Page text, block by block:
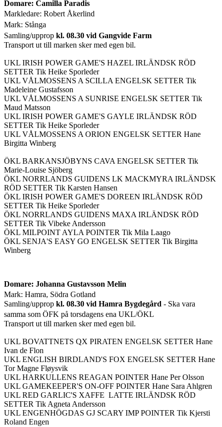
Domare: Camilla Paradis
Markledare: Robert Åkerlind
Mark: Stånga
Samling/upprop kl. 08.30 vid Gangvide Farm
Transport ut till marken sker med egen bil.
UKL IRISH POWER GAME'S HAZEL IRLÄNDSK RÖD
SETTER Tik Heike Sporleder
UKL VÅLMOSSENS A SCILLA ENGELSK SETTER Tik
Madeleine Gustafsson
UKL VÅLMOSSENS A SUNRISE ENGELSK SETTER Tik
Maud Matsson
UKL IRISH POWER GAME'S GAYLE IRLÄNDSK RÖD
SETTER Tik Heike Sporleder
UKL VÅLMOSSENS A ORION ENGELSK SETTER Hane
Birgitta Winberg
ÖKL BARKANSJÖBYNS CAVA ENGELSK SETTER Tik
Marie-Louise Sjöberg
ÖKL NORRLANDS GUIDENS LK MACKMYRA IRLÄNDSK
RÖD SETTER Tik Karsten Hansen
ÖKL IRISH POWER GAME'S DOREEN IRLÄNDSK RÖD
SETTER Tik Heike Sporleder
ÖKL NORRLANDS GUIDENS MAXA IRLÄNDSK RÖD
SETTER Tik Vibeke Andersson
ÖKL MILPOINT AYLA POINTER Tik Mila Laago
ÖKL SENJA'S EASY GO ENGELSK SETTER Tik Birgitta
Winberg
Domare: Johanna Gustavsson Melin
Mark: Hamra, Södra Gotland
Samling/upprop kl. 08.30 vid Hamra Bygdegård - Ska vara
samma som ÖFK på torsdagens ena UKL/ÖKL
Transport ut till marken sker med egen bil.
UKL BOVATTNETS QX PIRATEN ENGELSK SETTER Hane
Ivan de Flon
UKL ENGLISH BIRDLAND'S FOX ENGELSK SETTER Hane
Tor Magne Fløysvik
UKL HARKULLENS REAGAN POINTER Hane Per Olsson
UKL GAMEKEEPER'S ON-OFF POINTER Hane Sara Ahlgren
UKL RED GARLIC'S XAFFE LATTE IRLÄNDSK RÖD
SETTER Tik Agneta Andersson
UKL ENGENHÖGDAS GJ SCARY IMP POINTER Tik Kjersti
Roland Engen